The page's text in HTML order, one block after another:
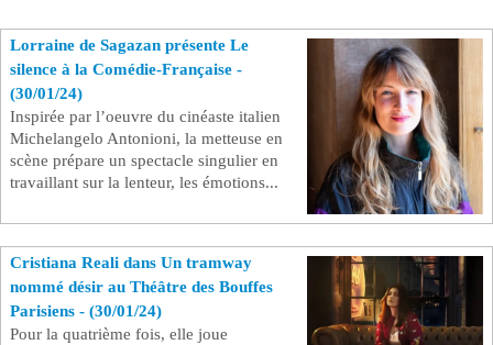
Lorraine de Sagazan présente Le
silence à la Comédie-Française -
(30/01/24)
Inspirée par l’oeuvre du cinéaste italien
Michelangelo Antonioni, la metteuse en
scène prépare un spectacle singulier en
travaillant sur la lenteur, les émotions...
Cristiana Reali dans Un tramway
nommé désir au Théâtre des Bouffes
Parisiens - (30/01/24)
Pour la quatrième fois, elle joue